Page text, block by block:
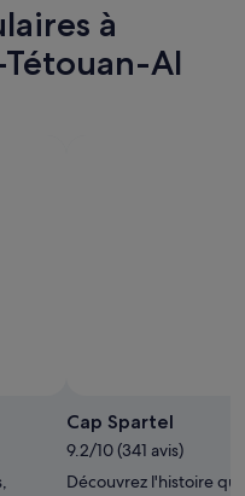
à
Al
Cap Spartel
9.2/10 (341 avis)
Découvrez l'histoire